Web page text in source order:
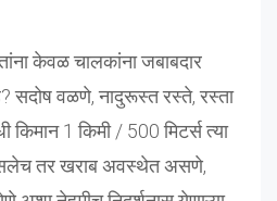
केवळ चालकांना जबाबदार
सदोष वळणे, नादुरूस्त रस्ते, रस्ता
किमान 1 किमी / 500 मिटर्स त्या
तर खराब अवस्थेत असणे,